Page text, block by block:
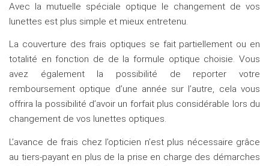
Avec la mutuelle spéciale optique le changement de vos
lunettes est plus simple et mieux entretenu.
La couverture des frais optiques se fait partiellement ou en
totalité en fonction de de la formule optique choisie. Vous
avez également la possibilité de reporter votre
remboursement optique d’une année sur l’autre, cela vous
offrira la possibilité d’avoir un forfait plus considérable lors du
changement de vos lunettes optiques.
L’avance de frais chez l’opticien n’est plus nécessaire grâce
au tiers-payant en plus de la prise en charge des démarches